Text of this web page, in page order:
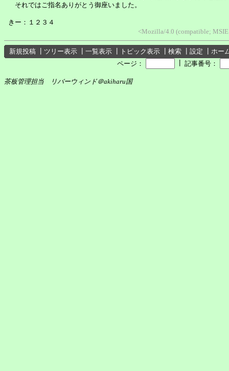
それではご指名ありがとう御座いました。
きー：１２３４
<Mozilla/4.0 (compatible;
新規投稿 ツリー表示 一覧表示 トピック表示 検索 設定
ホー
ページ：
記事番号：
茶板管理担当 リバーウィンド＠akiharu国